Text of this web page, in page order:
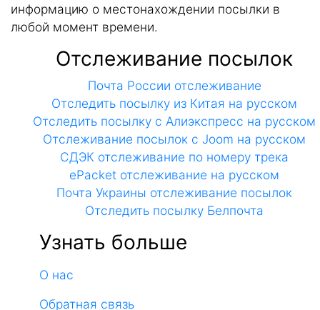
информацию о местонахождении посылки в
любой момент времени.
Отслеживание посылок
Почта России отслеживание
Отследить посылку из Китая на русском
Отследить посылку с Алиэкспресс на русском
Отслеживание посылок с Joom на русском
СДЭК отслеживание по номеру трека
ePacket отслеживание на русском
Почта Украины отслеживание посылок
Отследить посылку Белпочта
Узнать больше
О нас
Обратная связь